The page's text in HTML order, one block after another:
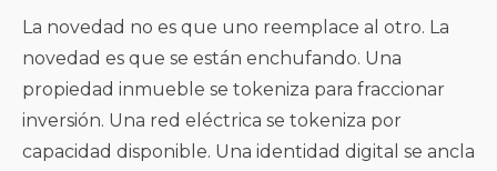
La novedad no es que uno reemplace al otro. La
novedad es que se están enchufando. Una
propiedad inmueble se tokeniza para fraccionar
inversión. Una red eléctrica se tokeniza por
capacidad disponible. Una identidad digital se ancla